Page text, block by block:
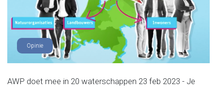
Opinie
AWP doet mee in 20 waterschappen 23 feb 2023 - Je